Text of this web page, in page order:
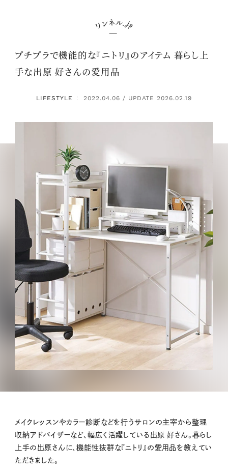
プチプラで機能的な『ニトリ』のアイテム 暮らし上
手な出原 好さんの愛用品
LIFESTYLE ： 2022.04.06 / UPDATE 2026.02.19
メイクレッスンやカラー診断などを行うサロンの主宰から整理
収納アドバイザーなど、幅広く活躍している出原 好さん。暮らし
上手の出原さんに、機能性抜群な『ニトリ』の愛用品を教えてい
ただきました。